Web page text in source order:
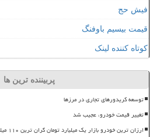
فیش حج
قیمت بیسیم باوفنگ
کوتاه کننده لینک
پربیننده ترین ها
توسعه کریدورهای تجاری در مرزها
تغییر قیمت خودرو، عجیب شد
ارزان ترین خودرو بازار یک میلیارد تومان گران ترین ۱۱۰ میلیارد تومان